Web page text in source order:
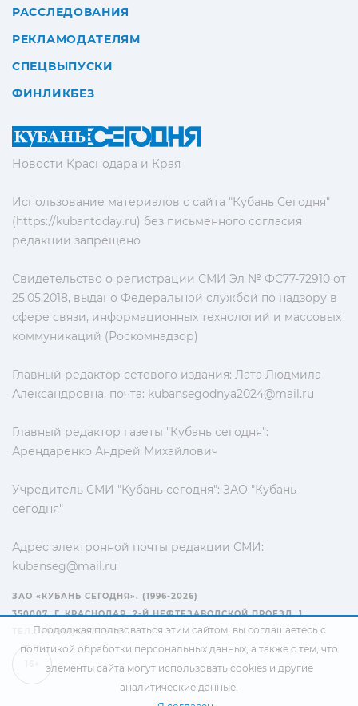
Новости Краснодара и Края
Использование материалов с сайта "Кубань Сегодня"
(https://kubantoday.ru) без письменного согласия
редакции запрещено
Свидетельство о регистрации СМИ Эл № ФС77-72910 от
25.05.2018, выдано Федеральной службой по надзору в
сфере связи, информационных технологий и массовых
коммуникаций (Роскомнадзор)
Главный редактор сетевого издания: Лата Людмила
Александровна, почта: kubansegodnya2024@mail.ru
Главный редактор газеты "Кубань сегодня":
Арендаренко Андрей Михайлович
Учредитель СМИ "Кубань сегодня": ЗАО "Кубань
сегодня"
Адрес электронной почты редакции СМИ:
kubanseg@mail.ru
РАССЛЕДОВАНИЯ
РЕКЛАМОДАТЕЛЯМ
СПЕЦВЫПУСКИ
ФИНЛИКБЕЗ
ЗАО «КУБАНЬ СЕГОДНЯ». (1996-2026)
350007, Г. КРАСНОДАР, 2-Й НЕФТЕЗАВОДСКОЙ ПРОЕЗД, 1
ТЕЛ.: +7(861) 267-15-15
Продолжая пользоваться этим сайтом, вы соглашаетесь с
политикой обработки персональных данных, а также с тем, что
элементы сайта могут использовать cookies и другие
аналитические данные.